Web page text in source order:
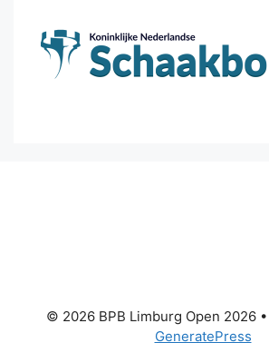
© 2026 BPB Limburg Open 2026•
GeneratePress